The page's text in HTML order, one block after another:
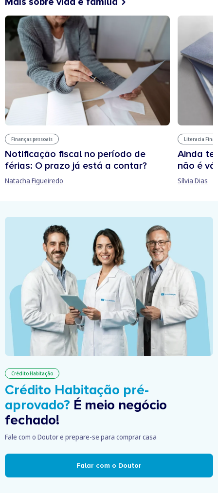
Finanças pessoais
Notificação fiscal no período de
férias: O prazo já está a contar?
Natacha Figueiredo
Literacia
Ainda
não é
Sílvia Dias
Crédito Habitação
Crédito Habitação pré-
aprovado? É meio negócio
fechado!
Fale com o Doutor e prepare-se para comprar casa
Falar com o Doutor